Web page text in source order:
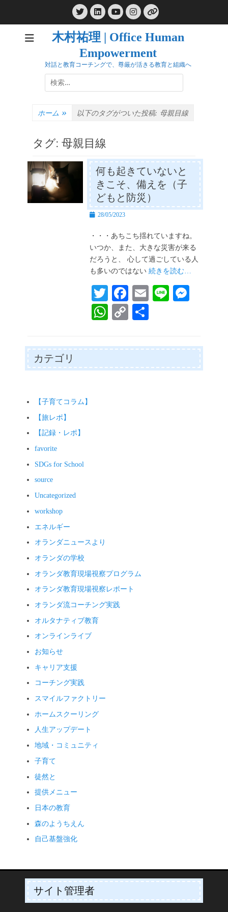
TwitterLinkedIn
YouTube
Instagram
リ
ン
ク
木村祐理 | Office Human
Empowerment
対話と教育コーチングで、尊厳が活きる教育と組織へ
検
索:
ホーム » 以下のタグがついた投稿: 母親目線
タグ: 母親目線
何も起きていないと
きこそ、備えを（子
どもと防災）
投
日
28/05/2023
・・・あちこち揺れていますね。
いつか、また、大きな災害が来る
だろうと、 心して過ごしている人
も多いのではない続きを読む…
T
wi
tte
r
Fa
ce
bo
ok
E
Li
ng
er
W
ts
C
y
カテゴリ
【子育てコラム】
【旅レポ】
【記録・レポ】
favorite
SDGs for School
source
Uncategorized
workshop
エネルギー
オランダニュースより
オランダの学校
オランダ教育現場視察プログラム
オランダ教育現場視察レポート
オランダ流コーチング実践
オルタナティブ教育
オンラインライブ
お知らせ
キャリア支援
コーチング実践
スマイルファクトリー
ホームスクーリング
人生アップデート
地域・コミュニティ
子育て
徒然と
提供メニュー
日本の教育
森のようちえん
自己基盤強化
サイト管理者